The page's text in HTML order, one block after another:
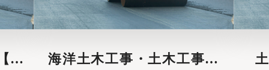
海洋土木工事・土木工事業
土木工